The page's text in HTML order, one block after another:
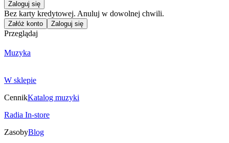
Zaloguj się
Bez karty kredytowej. Anuluj w dowolnej chwili.
Załóż konto Zaloguj się
Przeglądaj
Muzyka
W sklepie
CennikKatalog muzyki
Radia In-store
ZasobyBlog